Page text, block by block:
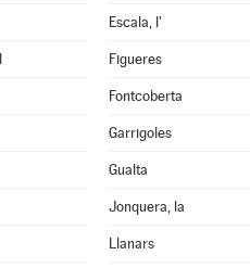
Escala, l'
Figueres
Fontcoberta
Garrigoles
Gualta
Jonquera, la
Llanars